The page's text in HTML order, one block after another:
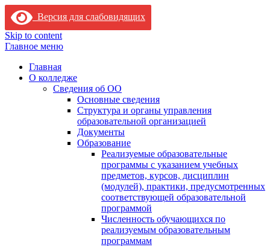
Версия для слабовидящих
Skip to content
Главное меню
Главная
О колледже
Сведения об ОО
Основные сведения
Структура и органы управления
образовательной организацией
Документы
Образование
Реализуемые образовательные
программы с указанием учебных
предметов, курсов, дисциплин
(модулей), практики, предусмотренных
соответствующей образовательной
программой
Численность обучающихся по
реализуемым образовательным
программам